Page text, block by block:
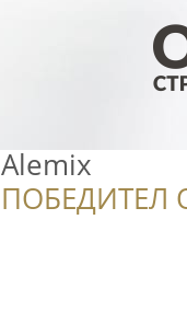
Alemix
ПОБЕДИТЕЛ